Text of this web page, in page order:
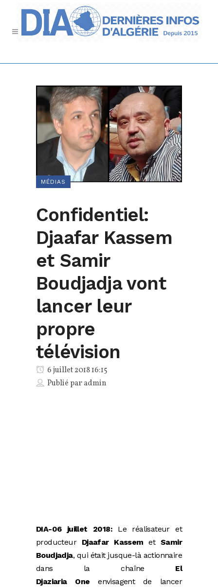
MÉDIAS
Confidentiel:
Djaafar Kassem
et Samir
Boudjadja vont
lancer leur
propre
télévision
6 juillet 2018 16:15
Publié paradmin
DIA-06 juillet 2018: Le réalisateur et
producteur Djaafar Kassem et Samir
Boudjadja, qui était jusque-là actionnaire
dans la chaîne El
Djaziaria Oneenvisagent de lancer